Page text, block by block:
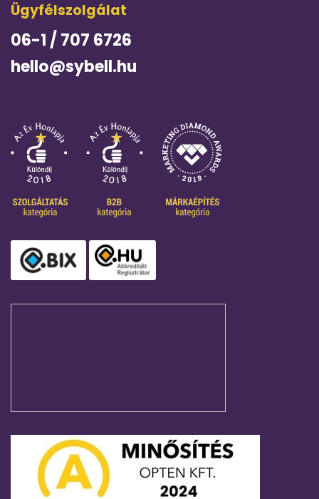
Ügyfélszolgálat
06-1 / 707 6726
hello@sybell.hu